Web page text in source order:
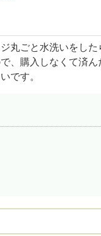
丸ごと水洗いをし
、購入しなくて済
です。